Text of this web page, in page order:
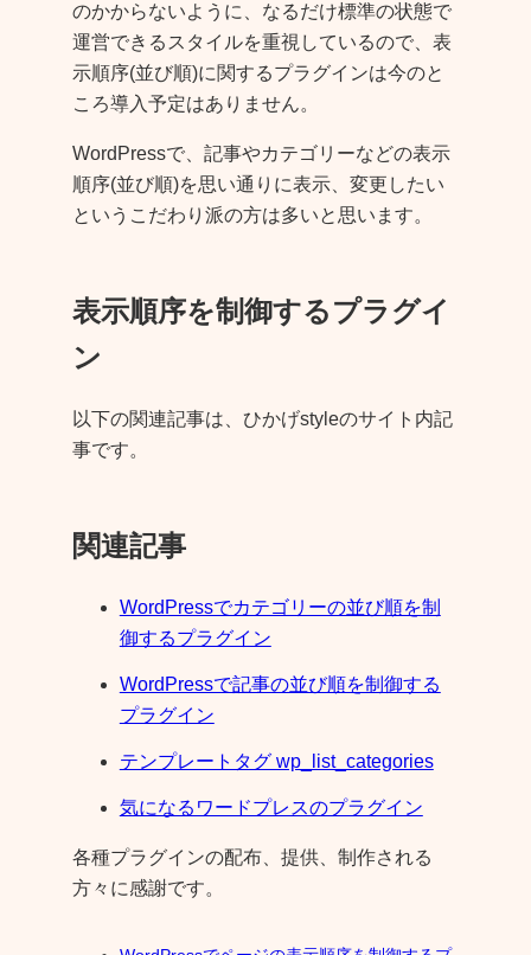
のかからないように、なるだけ標準の状態で
運営できるスタイルを重視しているので、表
示順序(並び順)に関するプラグインは今のと
ころ導入予定はありません。
WordPressで、記事やカテゴリーなどの表示
順序(並び順)を思い通りに表示、変更したい
というこだわり派の方は多いと思います。
表示順序を制御するプラグイ
ン
以下の関連記事は、ひかげstyleのサイト内記
事です。
関連記事
WordPressでカテゴリーの並び順を制
御するプラグイン
WordPressで記事の並び順を制御する
プラグイン
テンプレートタグ wp_list_categories
気になるワードプレスのプラグイン
各種プラグインの配布、提供、制作される
方々に感謝です。